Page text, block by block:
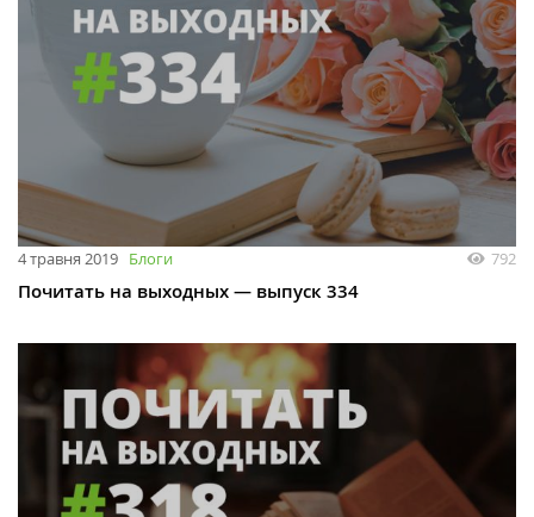
4 травня 2019 Блоги 792
Почитать на выходных — выпуск 334